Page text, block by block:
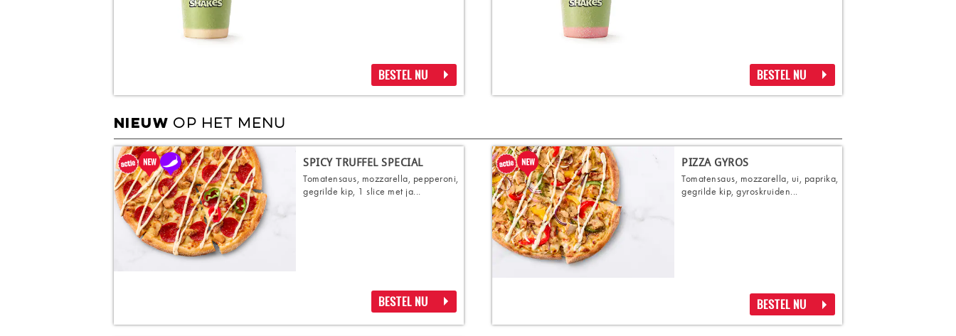
BESTEL NU BESTEL NU
NIEUW OP HET MENU
SPICY TRUFFEL SPECIAL
Tomatensaus, mozzarella, pepperoni,
gegrilde kip, 1 slice met ja...
BESTEL NU
PIZZA GYROS
Tomatensaus, mozzarella, ui, paprika,
gegrilde kip, gyroskruiden...
BESTEL NU